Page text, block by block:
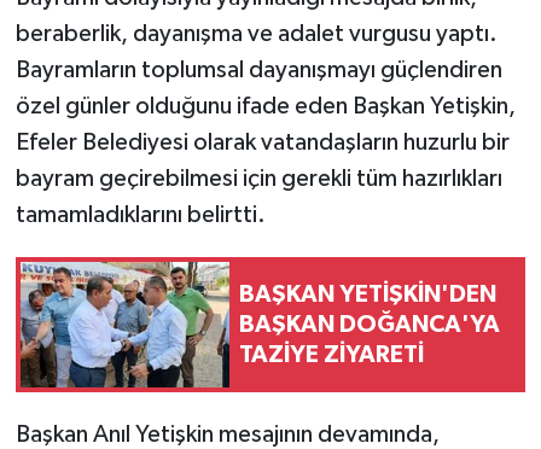
beraberlik, dayanışma ve adalet vurgusu yaptı.
Bayramların toplumsal dayanışmayı güçlendiren
özel günler olduğunu ifade eden Başkan Yetişkin,
Efeler Belediyesi olarak vatandaşların huzurlu bir
bayram geçirebilmesi için gerekli tüm hazırlıkları
tamamladıklarını belirtti.
BAŞKAN YETİŞKİN'DEN
BAŞKAN DOĞANCA'YA
TAZİYE ZİYARETİ
Başkan Anıl Yetişkin mesajının devamında,